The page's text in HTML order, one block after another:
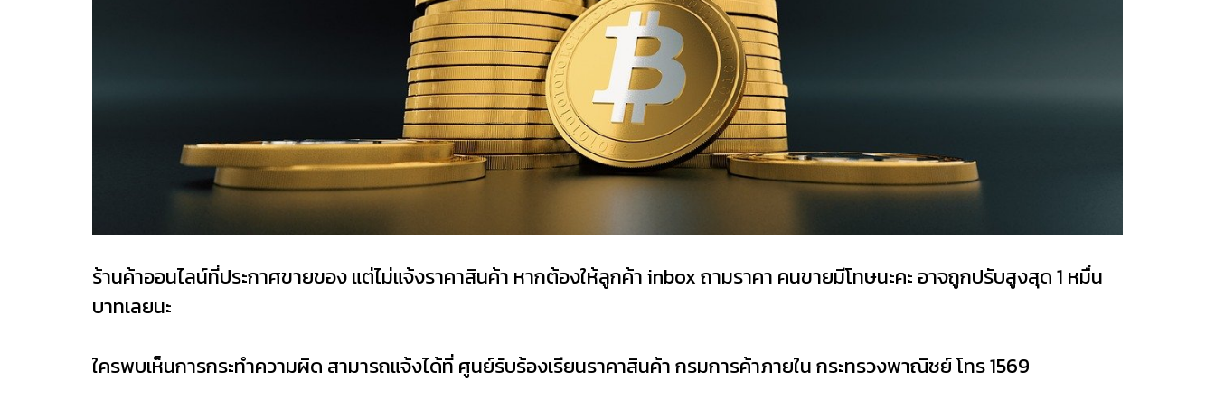
ร้านค้าออนไลน์ที่ประกาศขายของ แต่ไม่แจ้งราคาสินค้า หากต้องให้ลูกค้า inbox ถามราคา คนขายมีโทษนะคะ อาจถูกปรับสูงสุด 1 หมื่น
บาทเลยนะ
ใครพบเห็นการกระทำความผิด สามารถแจ้งได้ที่ ศูนย์รับร้องเรียนราคาสินค้า กรมการค้าภายใน กระทรวงพาณิชย์ โทร 1569